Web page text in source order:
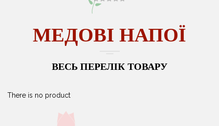
МЕДОВІ НАПОЇ
ВЕСЬ ПЕРЕЛІК ТОВАРУ
There is no product